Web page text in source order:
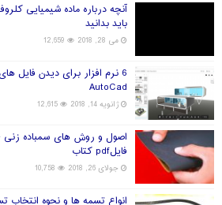
آنچه درباره ماده شیمیایی
باید بدانید
می 28, 2018 12,659
6 نرم افزار برای دیدن فایل
AutoCad
ژانویه 14, 2018 12,615
اصول و روش های سمباده زنی
فایلpdf کتاب
جولای 26, 2018 10,758
انواع تسمه ها و نحوه انتخاب